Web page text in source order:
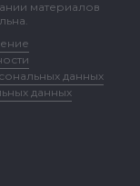
материалов
данных
данных